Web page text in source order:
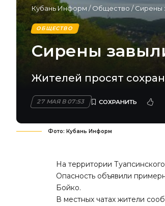
Кубань Информ /Общество /Сирены
ОБЩЕСТВО
Сирены
Жителей просят
27 МАЯ В 07:53
Фото: Кубань Информ
На территории
Опасность объявили
Бойко.
В местных чатах жители